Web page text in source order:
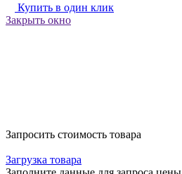
Купить в один клик
Закрыть окно
Запросить стоимость товара
Загрузка товара